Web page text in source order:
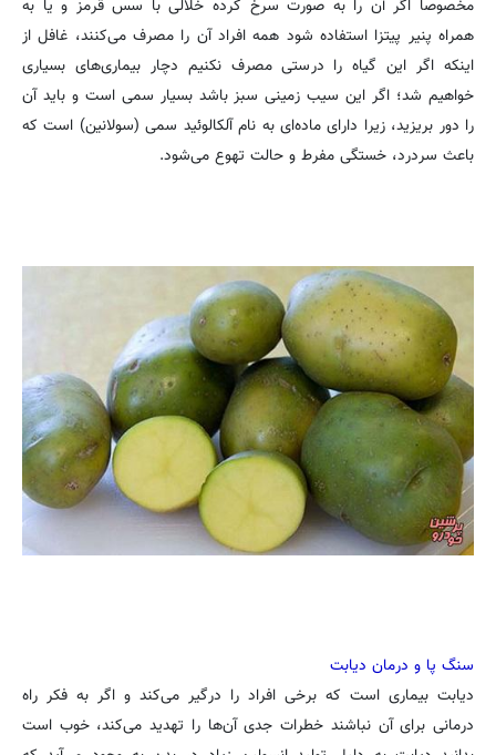
مخصوصاً اگر آن را به صورت سرخ کرده خلالی با سس قرمز و یا به
همراه پنیر پیتزا استفاده شود همه افراد آن را مصرف می‌کنند، غافل از
اینکه اگر این گیاه را درستی مصرف نکنیم دچار بیماری‌های بسیاری
خواهیم شد؛ اگر این سیب زمینی سبز باشد بسیار سمی است و باید آن
را دور بریزید، زیرا دارای ماده‌ای به نام آلکالوئید سمی (سولانین) است که
باعث سردرد، خستگی مفرط و حالت تهوع می‌شود.
سنگ پا و درمان دیابت
دیابت بیماری است که برخی افراد را درگیر می‌کند و اگر به فکر راه
درمانی برای آن نباشند خطرات جدی آن‌ها را تهدید می‌کند، خوب است